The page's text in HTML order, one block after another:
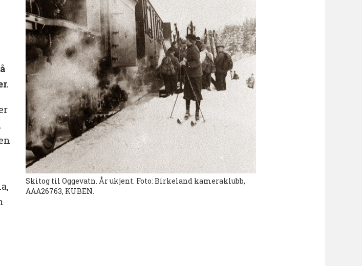
Skitog til Oggevatn. År ukjent. Foto: Birkeland kameraklubb,
AAA26763, KUBEN.